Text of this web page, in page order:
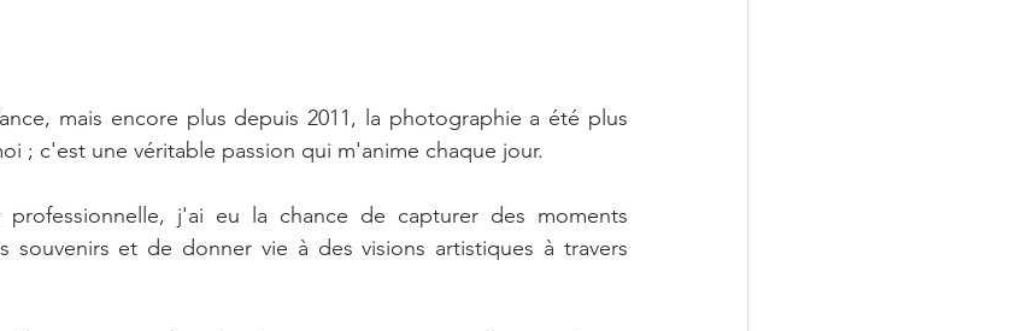
mais encore plus depuis 2011, la photographie a été plus
; c'est une véritable passion qui m'anime chaque jour.
j'ai eu la chance de capturer des moments
souvenirs et de donner vie à des visions artistiques à travers